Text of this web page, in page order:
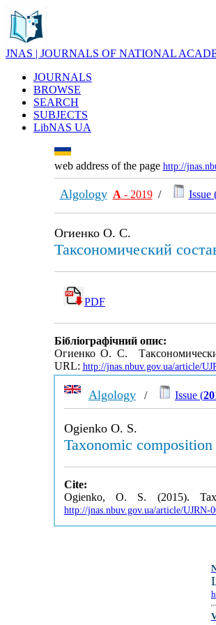
JNAS | JOURNALS OF NATIONAL
JOURNALS
BROWSE
SEARCH
SUBJECTS
LibNAS UA
web address of the page http://
Algology А - 2019/ Issue
Огиенко О. С.
Таксономический
PDF
Бібліографічний опис:
Огиенко О. С.
URL: http://jnas.nbuv.gov.ua/article/
Algology/ Issue (
Ogienko O. S.
Taxonomic
Cite:
Ogienko, O. S. (2015).
http://jnas.nbuv.gov.ua/article/UJRN-